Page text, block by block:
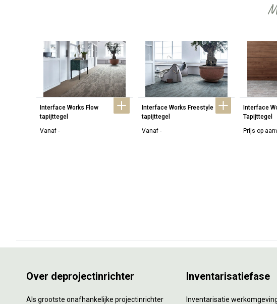
Interface Works Flow
tapijttegel
Vanaf -
Interface Works Freestyle
tapijttegel
Vanaf -
Interface
Tapijttegel
Prijs op
Over deprojectinrichter
Als grootste onafhankelijke projectinrichter
Inventarisatiefase
Inventarisatie